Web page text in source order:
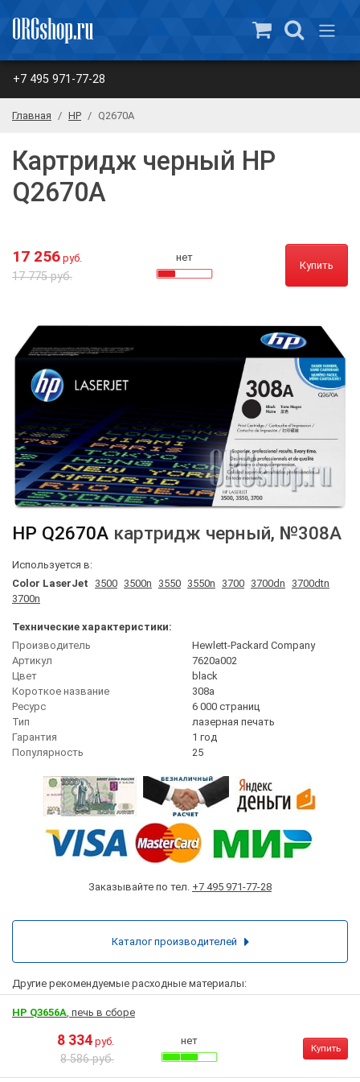
+7 495 971-77-28
Главная HP Q2670A
Картридж черный HP
Q2670A
17 256 руб.
17 775 руб.
нет
Купить
HP Q2670A картридж черный, №308A
Используется в:
Color LaserJet
3500 3500n 3550 3550n 3700 3700dn
3700dtn
3700n
Технические характеристики:
Производитель
Hewlett-Packard Company
Артикул
7620a002
Цвет
black
Короткое название
308a
Ресурс
6 000 страниц
Тип
лазерная печать
Гарантия
1 год
Популярность
25
Заказывайте по тел. +7 495 971-77-28
Другие рекомендуемые расходные материалы:
HP Q3656A, печь в сборе
8 334 руб.
8 586 руб.
нет
Купить